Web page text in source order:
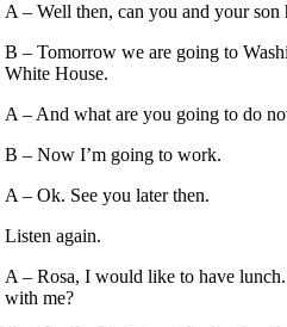
A – Well then, can you and your
B – Tomorrow we are going to
White House.
A – And what are you going to do
B – Now I’m going to work.
A – Ok. See you later then.
Listen again.
A – Rosa, I would like to have
with me?